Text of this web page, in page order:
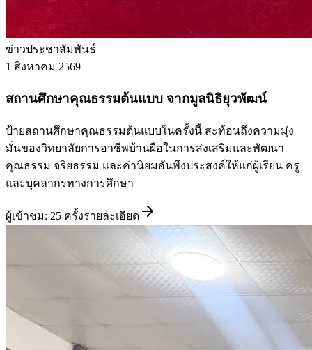
ข่าวประชาสัมพันธ์
1 สิงหาคม 2569
สถานศึกษาคุณธรรมต้นแบบ จากมูลนิธิยุวพัฒน์
ป้ายสถานศึกษาคุณธรรมต้นแบบในครั้งนี้ สะท้อนถึงความมุ่ง
มั่นของวิทยาลัยการอาชีพบ้านผือในการส่งเสริมและพัฒนา
คุณธรรม จริยธรรม และค่านิยมอันพึงประสงค์ให้แก่ผู้เรียน ครู
และบุคลากรทางการศึกษา
ผู้เข้าชม: 25 ครั้งรายละเอียด